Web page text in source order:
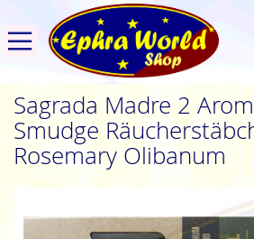
Sagrada Madre 2
Smudge
Rosemary Olibanum
Ende